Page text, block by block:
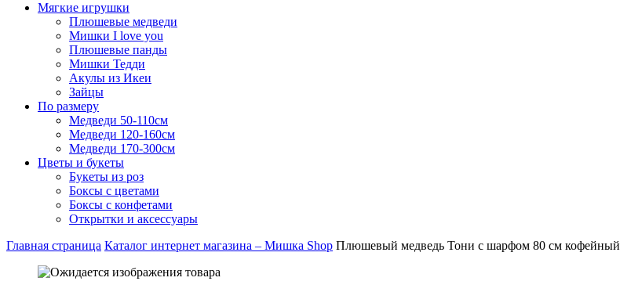
Мягкие игрушки
Плюшевые медведи
Мишки I love you
Плюшевые панды
Мишки Тедди
Акулы из Икеи
Зайцы
По размеру
Медведи 50-110см
Медведи 120-160см
Медведи 170-300см
Цветы и букеты
Букеты из роз
Боксы с цветами
Боксы с конфетами
Открытки и аксессуары
Главная страница Каталог интернет магазина – Мишка Shop Плюшевый медведь Тони с шарфом 80 см кофейный